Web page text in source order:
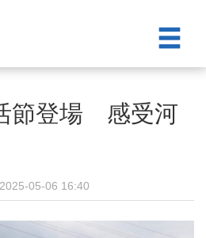
節登場 感受河
2025-05-06 16:40